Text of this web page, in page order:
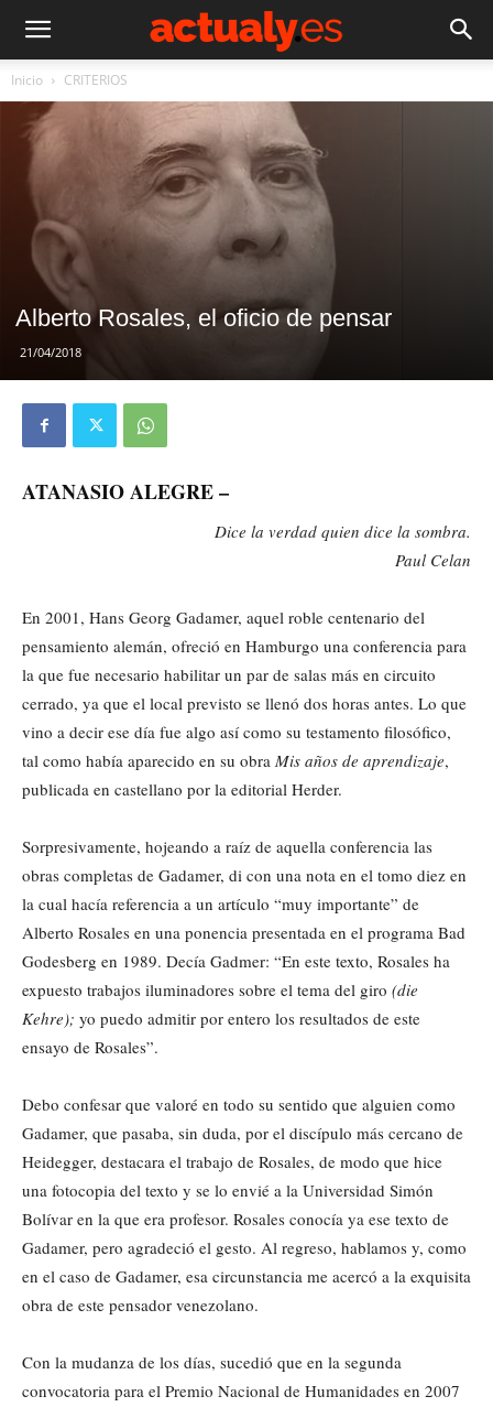
Inicio CRITERIOS
Alberto Rosales, el oficio de pensar
21/04/2018
ATANASIO ALEGRE –
Dice la verdad quien dice la sombra.
Paul Celan
En 2001, Hans Georg Gadamer, aquel roble centenario del
pensamiento alemán, ofreció en Hamburgo una conferencia para
la que fue necesario habilitar un par de salas más en circuito
cerrado, ya que el local previsto se llenó dos horas antes. Lo que
vino a decir ese día fue algo así como su testamento filosófico,
tal como había aparecido en su obra Mis años de aprendizaje,
publicada en castellano por la editorial Herder.
Sorpresivamente, hojeando a raíz de aquella conferencia las
obras completas de Gadamer, di con una nota en el tomo diez en
la cual hacía referencia a un artículo “muy importante” de
Alberto Rosales en una ponencia presentada en el programa Bad
Godesberg en 1989. Decía Gadmer: “En este texto, Rosales ha
expuesto trabajos iluminadores sobre el tema del giro (die
Kehre); yo puedo admitir por entero los resultados de este
ensayo de Rosales”.
Debo confesar que valoré en todo su sentido que alguien como
Gadamer, que pasaba, sin duda, por el discípulo más cercano de
Heidegger, destacara el trabajo de Rosales, de modo que hice
una fotocopia del texto y se lo envié a la Universidad Simón
Bolívar en la que era profesor. Rosales conocía ya ese texto de
Gadamer, pero agradeció el gesto. Al regreso, hablamos y, como
en el caso de Gadamer, esa circunstancia me acercó a la exquisita
obra de este pensador venezolano.
Con la mudanza de los días, sucedió que en la segunda
convocatoria para el Premio Nacional de Humanidades en 2007